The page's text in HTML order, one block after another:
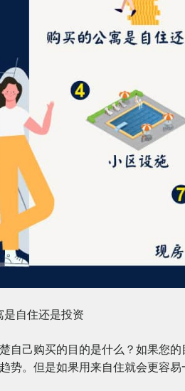
是自住还是投资
自己购买的目的是什么？如果您
势。但是如果用来自住就会更容